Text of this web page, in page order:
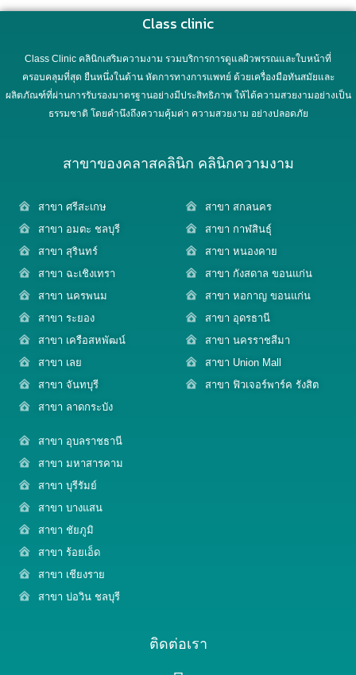
Class clinic
Class Clinic คลินิกเสริมความงาม รวมบริการการดูแลผิวพรรณและใบหน้าที่
ครอบคลุมที่สุด ยืนหนึ่งในด้าน หัตการทางการแพทย์ ด้วยเครื่องมือทันสมัยและ
ผลิตภัณฑ์ที่ผ่านการรับรองมาตรฐานอย่างมีประสิทธิภาพ ให้ได้ความสวยงามอย่างเป็น
ธรรมชาติ โดยคำนึงถึงความคุ้มค่า ความสวยงาม อย่างปลอดภัย
สาขาของคลาสคลินิก คลินิกความงาม
สาขา ศรีสะเกษ
สาขา อมตะ ชลบุรี
สาขา สุรินทร์
สาขา ฉะเชิงเทรา
สาขา นครพนม
สาขา ระยอง
สาขา เครือสหพัฒน์
สาขา เลย
สาขา จันทบุรี
สาขา ลาดกระบัง
สาขา สกลนคร
สาขา กาฬสินธุ์
สาขา หนองคาย
สาขา กังสดาล ขอนแก่น
สาขา หอกาญ ขอนแก่น
สาขา อุดรธานี
สาขา นครราชสีมา
สาขา Union Mall
สาขา ฟิวเจอร์พาร์ค รังสิต
สาขา อุบลราชธานี
สาขา มหาสารคาม
สาขา บุรีรัมย์
สาขา บางแสน
สาขา ชัยภูมิ
สาขา ร้อยเอ็ด
สาขา เชียงราย
สาขา บ่อวิน ชลบุรี
ติดต่อเรา